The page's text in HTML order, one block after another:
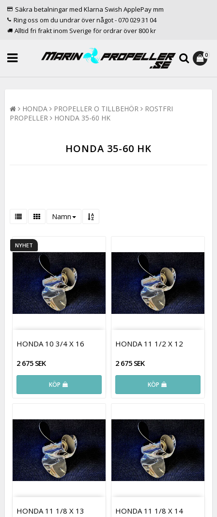
Säkra betalningar med Klarna Swish ApplePay mm
Ring oss om du undrar över något - 070 029 31 04
Alltid fri frakt inom Sverige för ordrar över 800 kr
0
HONDA PROPELLER O TILLBEHÖR
ROSTFRI
PROPELLER
HONDA 35-60 HK
HONDA 35-60 HK
Namn
NYHET
HONDA 10 3/4 X 16
2 675 SEK
KÖP
HONDA 11 1/2 X 12
2 675 SEK
KÖP
HONDA 11 1/8 X 13
HONDA 11 1/8 X 14